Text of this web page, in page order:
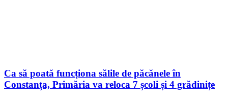
Ca să poată funcționa sălile de păcănele în
Constanța, Primăria va reloca 7 școli și 4 grădinițe